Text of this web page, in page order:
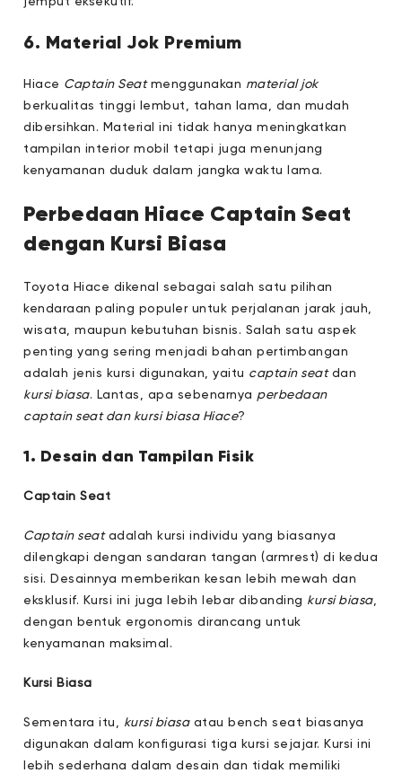
6. Material Jok Premium
Hiace Captain Seatmenggunakan material jok
berkualitas tinggi lembut, tahan lama, dan mudah
dibersihkan. Material ini tidak hanya meningkatkan
tampilan interior mobil tetapi juga menunjang
kenyamanan duduk dalam jangka waktu lama.
Perbedaan Hiace Captain Seat
dengan Kursi Biasa
Toyota Hiace dikenal sebagai salah satu pilihan
kendaraan paling populer untuk perjalanan jarak jauh,
wisata, maupun kebutuhan bisnis. Salah satu aspek
penting yang sering menjadi bahan pertimbangan
adalah jenis kursi digunakan, yaitu captain seatdan
kursi biasa. Lantas, apa sebenarnya perbedaan
captain seat dan kursi biasa Hiace?
1. Desain dan Tampilan Fisik
Captain Seat
Captain seatadalah kursi individu yang biasanya
dilengkapi dengan sandaran tangan (armrest) di kedua
sisi. Desainnya memberikan kesan lebih mewah dan
eksklusif. Kursi ini juga lebih lebar dibanding kursi biasa,
dengan bentuk ergonomis dirancang untuk
kenyamanan maksimal.
Kursi Biasa
Sementara itu, kursi biasaatau bench seat biasanya
digunakan dalam konfigurasi tiga kursi sejajar. Kursi ini
lebih sederhana dalam desain dan tidak memiliki